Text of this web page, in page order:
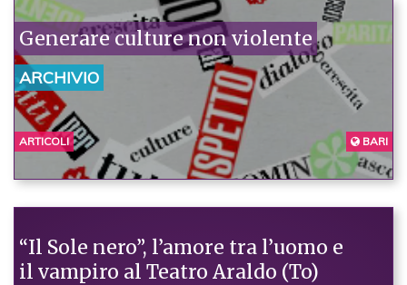
Generare culture non violente
ARCHIVIO
ARTICOLI BARI
“Il Sole nero”, l’amore tra l’uomo e
il vampiro al Teatro Araldo (To)